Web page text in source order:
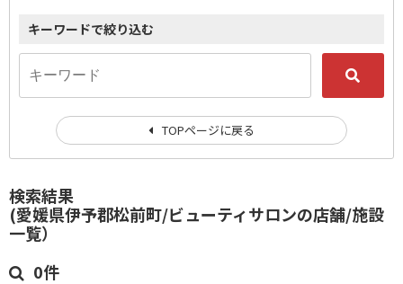
検索結果
(愛媛県伊予郡松前町/ビューティサロンの店舗/施設
一覧）
0件
キーワードで絞り込む
TOPページに戻る